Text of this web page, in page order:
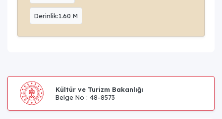
Derinlik:1.60 M
Kültür ve Turizm Bakanlığı
Belge No : 48-8573